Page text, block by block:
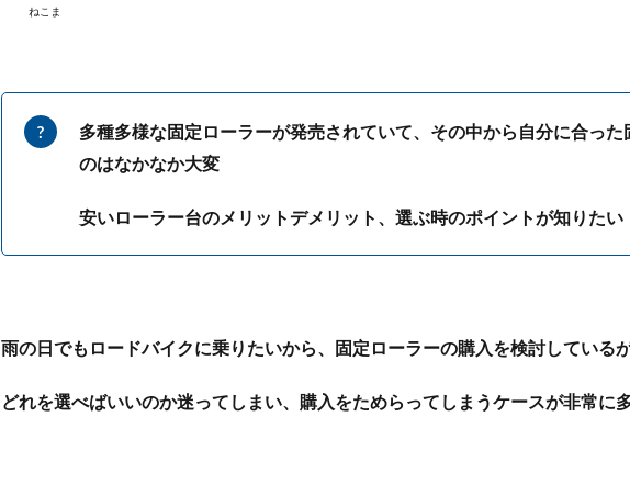
ねこま
多種多様な固定ローラーが発売されていて、その中から自分に合っ
のはなかなか大変
安いローラー台のメリットデメリット、選ぶ時のポイントが知りたい
雨の日でもロードバイクに乗りたいから、固定ローラーの購入を検討している
どれを選べばいいのか迷ってしまい、購入をためらってしまうケースが非常に多